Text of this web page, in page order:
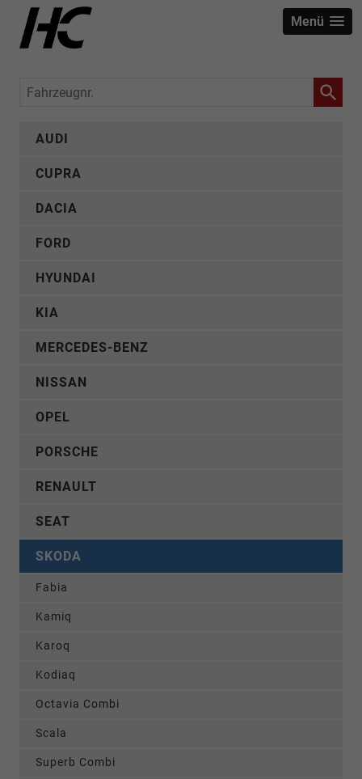
Menü
Fahrzeugnr.
AUDI
CUPRA
DACIA
FORD
HYUNDAI
KIA
MERCEDES-BENZ
NISSAN
OPEL
PORSCHE
RENAULT
SEAT
SKODA
Fabia
Kamiq
Karoq
Kodiaq
Octavia Combi
Scala
Superb Combi